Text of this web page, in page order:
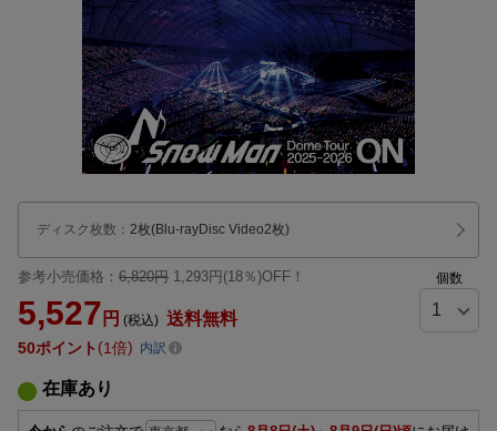
ディスク枚数 ： 2枚(Blu-rayDisc Video2枚)
参考小売価格： 6,820円 1,293円(18％)OFF！
5,527 円 (税込) 送料無料
個数
50ポイント 1倍 内訳
在庫あり